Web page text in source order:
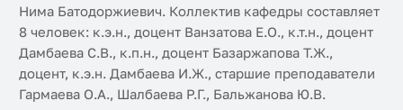
Нима Батодоржиевич. Коллектив кафедры составляет
8 человек: к.э.н., доцент Ванзатова Е.О., к.т.н., доцент
Дамбаева С.В., к.п.н., доцент Базаржапова Т.Ж.,
доцент, к.э.н. Дамбаева И.Ж., старшие преподаватели
Гармаева О.А., Шалбаева Р.Г., Бальжанова Ю.В.